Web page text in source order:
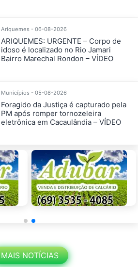
Ariquemes - 06-08-2026
ARIQUEMES: URGENTE – Corpo de
idoso é localizado no Rio Jamari
Bairro Marechal Rondon – VÍDEO
Municípios - 05-08-2026
Foragido da Justiça é capturado pela
PM após romper tornozeleira
eletrônica em Cacaulândia – VÍDEO
MAIS NOTÍCIAS